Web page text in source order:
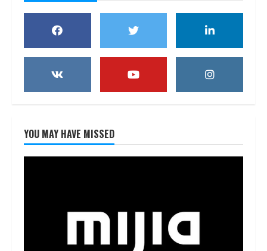
YOU MAY HAVE MISSED